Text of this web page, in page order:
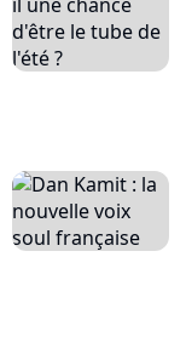
May 20, 2009